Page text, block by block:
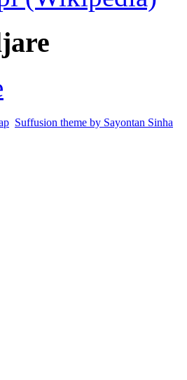
Suffusion theme by Sayontan Sinha